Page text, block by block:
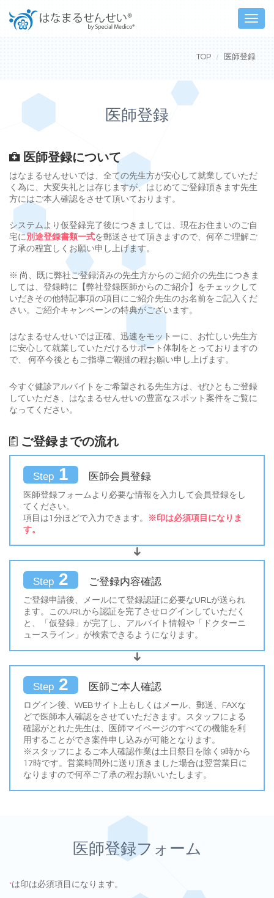
Toggle
TOP 医師登録
医師登録
医師登録について
はなまるせんせいでは、全ての先生方が安心して就業していただ
く為に、大変失礼とは存じますが、はじめてご登録頂きます先生
方にはご本人確認をさせて頂いております。
システムより仮登録完了後につきましては、現在お住まいのご自
宅に別途登録書類一式を郵送させて頂きますので、何卒ご理解ご
了承の程宜しくお願い申し上げます。
※ 尚、既に弊社ご登録済みの先生方からのご紹介の先生につきま
しては、登録時に【弊社登録医師からのご紹介】をチェックして
いだきその他特記事項の項目にご紹介先生のお名前をご記入くだ
さい。ご紹介キャンペーンの特典がございます。
はなまるせんせいでは正確、迅速をモットーに、お忙しい先生方
に安心して就業していただけるサポート体制をとっておりますの
で、 何卒今後ともご指導ご鞭撻の程お願い申し上げます。
今すぐ健診アルバイトをご希望される先生方は、ぜひともご登録
していただき、はなまるせんせいの豊富なスポット案件をご覧に
なってください。
ご登録までの流れ
Step 1 医師会員登録
医師登録フォームより必要な情報を入力して会員登録をし
てください。
項目は1分ほどで入力できます。
※印は必須項目になりま
す。
Step 2 ご登録内容確認
ご登録申請後、メールにて登録認証に必要なURLが送られ
ます。このURLから認証を完了させログインしていただく
と、「仮登録」が完了し、アルバイト情報や「ドクターニ
ュースライン」が検索できるようになります。
Step 2 医師ご本人確認
ログイン後、WEBサイト上もしくはメール、郵送、FAXな
どで医師本人確認をさせていただきます。スタッフによる
確認がとれた先生は、医師マイページのすべての機能を利
用することができ案件申し込みが可能となります。
※スタッフによるご本人確認作業は土日祭日を除く9時から
17時です。営業時間外に送り頂きました場合は翌営業日に
なりますので何卒ご了承の程お願いいたします。
医師登録フォーム
*は印は必須項目になります。